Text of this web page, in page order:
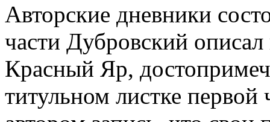
Авторские дневники
части Дубровский
Красный Яр,
титульном листке первой